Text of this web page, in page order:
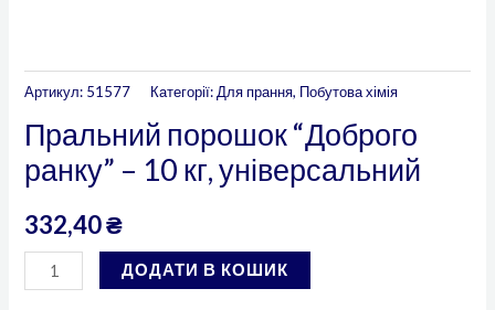
Артикул: 51577 Категорії:Для прання, Побутова хімія
Пральний порошок “Доброго
ранку” – 10 кг, універсальний
332,40₴
ДОДАТИ В КОШИК